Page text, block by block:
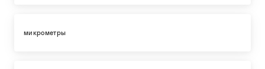
микрометры